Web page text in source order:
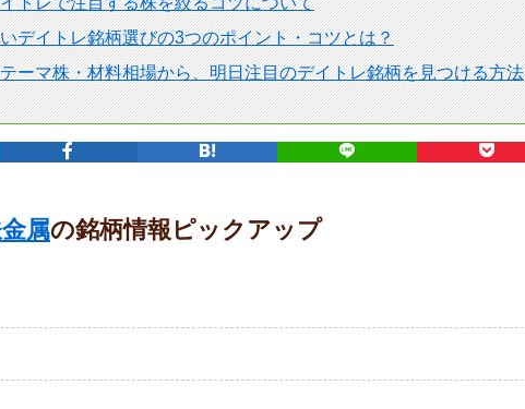
デイトレ銘柄選びの3つのポイント・コツとは？
ーマ株・材料相場から、明日注目のデイトレ銘柄を見つける方法
属の銘柄情報ピックアップ